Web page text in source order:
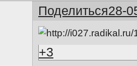
Поделиться28-
+3